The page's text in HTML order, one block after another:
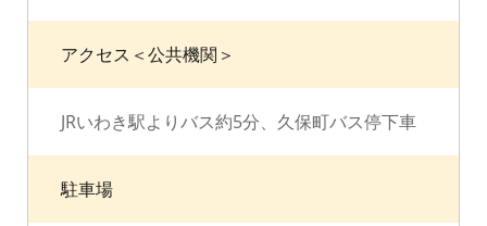
アクセス＜公共機関＞
JRいわき駅よりバス約5分、久保町バス停下車
駐車場